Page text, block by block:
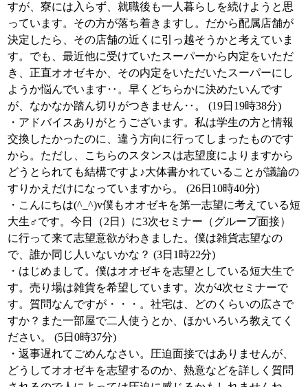
すが、寮には入らず、就職後も一人暮らしを続けようと思
っています。その方が落ち着きますし。だから配属店舗が
決定したら、その店舗の近くに引っ越そうかと考えていま
す。でも、最近他に受けていたスーパーから内定をいただ
き、正直オオゼキか、その内定をいただいたスーパーにし
ようか悩んでいます‥。早くどちらかに決めたいんです
が、なかなか踏ん切りがつきません‥。 (19日19時38分)
・アドバイスありがとうございます。私は学生の方と情報
交換したかったのに、違う方向に行ってしまったものです
から。ただし、こちらのスタンスは志望度によりますから
どうとられても結構ですよ♪大体書かれていることが議論の
すりかえだけになっていますから。 (26日10時40分)
・こんにちは(^_^)v僕もオオゼキを第一志望に考えている短
大生♂です。今日（2日）に3次セミナー（グループ面接）
に行って来て志望意欲がわきました。僕は雑貨志望なの
で、誰か同じ人いないかな？ (3日1時22分)
・はじめまして。僕はオオゼキを志望としている短大生で
す。売り場は雑貨を希望しています。次が4次セミナーで
す。質問なんですが・・・。社宅は、どのくらいの広さで
すか？また一部屋で二人使うとか、ほかいろいろ教えてく
ださい。 (5日0時37分)
・返事遅れてごめんなさい。圧迫面接ではありませんが、
どうしてオオゼキを志望するのか、熱意などを詳しく質問